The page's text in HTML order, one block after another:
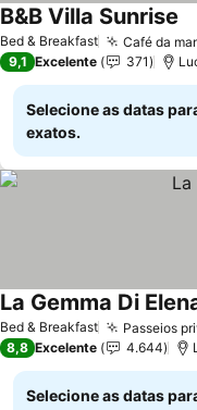
Bed & Breakfast Café da
B&B Villa Sunrise
9,1 Excelente 371
Selecione as datas
exatos.
Bed & Breakfast Passeios
La Gemma Di
8,8 Excelente 4.644
Selecione as datas